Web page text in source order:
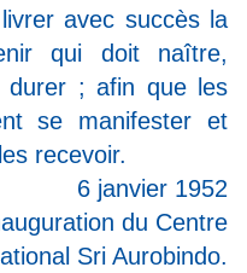
avec succès la
qui doit naître,
durer ; afin que les
se manifester et
recevoir.
6 janvier 1952
du Centre
Sri Aurobindo.